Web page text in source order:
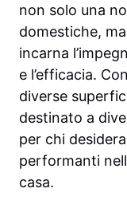
non solo una
domestiche,
incarna
e l’efficacia.
diverse
destinato a
per chi
performanti
casa.